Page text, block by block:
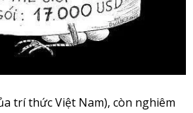
trí thức Việt Nam), còn nghiêm